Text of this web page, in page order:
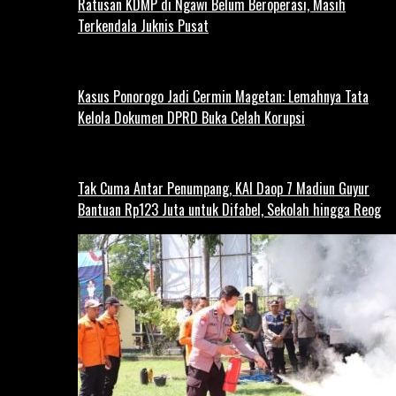
Ratusan KDMP di Ngawi Belum Beroperasi, Masih
Terkendala Juknis Pusat
Kasus Ponorogo Jadi Cermin Magetan: Lemahnya Tata
Kelola Dokumen DPRD Buka Celah Korupsi
Tak Cuma Antar Penumpang, KAI Daop 7 Madiun Guyur
Bantuan Rp123 Juta untuk Difabel, Sekolah hingga Reog